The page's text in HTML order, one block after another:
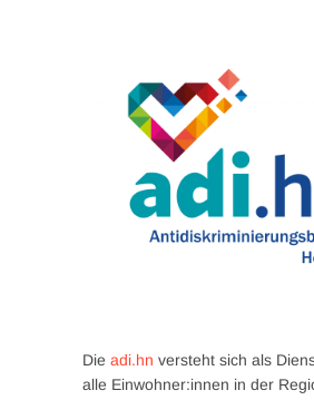
Die adi.hn versteht sich als
alle Einwohner:innen in der